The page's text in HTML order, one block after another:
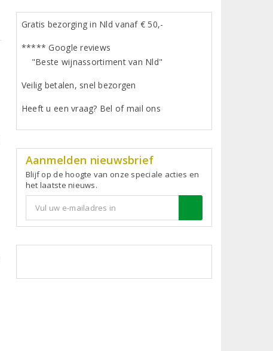
Gratis bezorging in Nld vanaf € 50,-
***** Google reviews
"Beste wijnassortiment van Nld"
Veilig betalen, snel bezorgen
Heeft u een vraag? Bel of mail ons
Aanmelden nieuwsbrief
Blijf op de hoogte van onze speciale acties en
het laatste nieuws.